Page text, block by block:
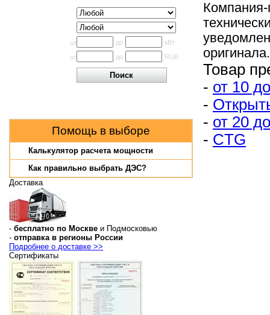
от до кВт
от до RUB
Помощь в выборе
Калькулятор расчета мощности
Как правильно выбрать ДЭС?
Доставка
- бесплатно по Москве и Подмосковью
- отправка в регионы России
Подробнее о доставке >>
Сертификаты
Компания-
оригинала.
Товар
- от 10
-
- от 20
- CTG